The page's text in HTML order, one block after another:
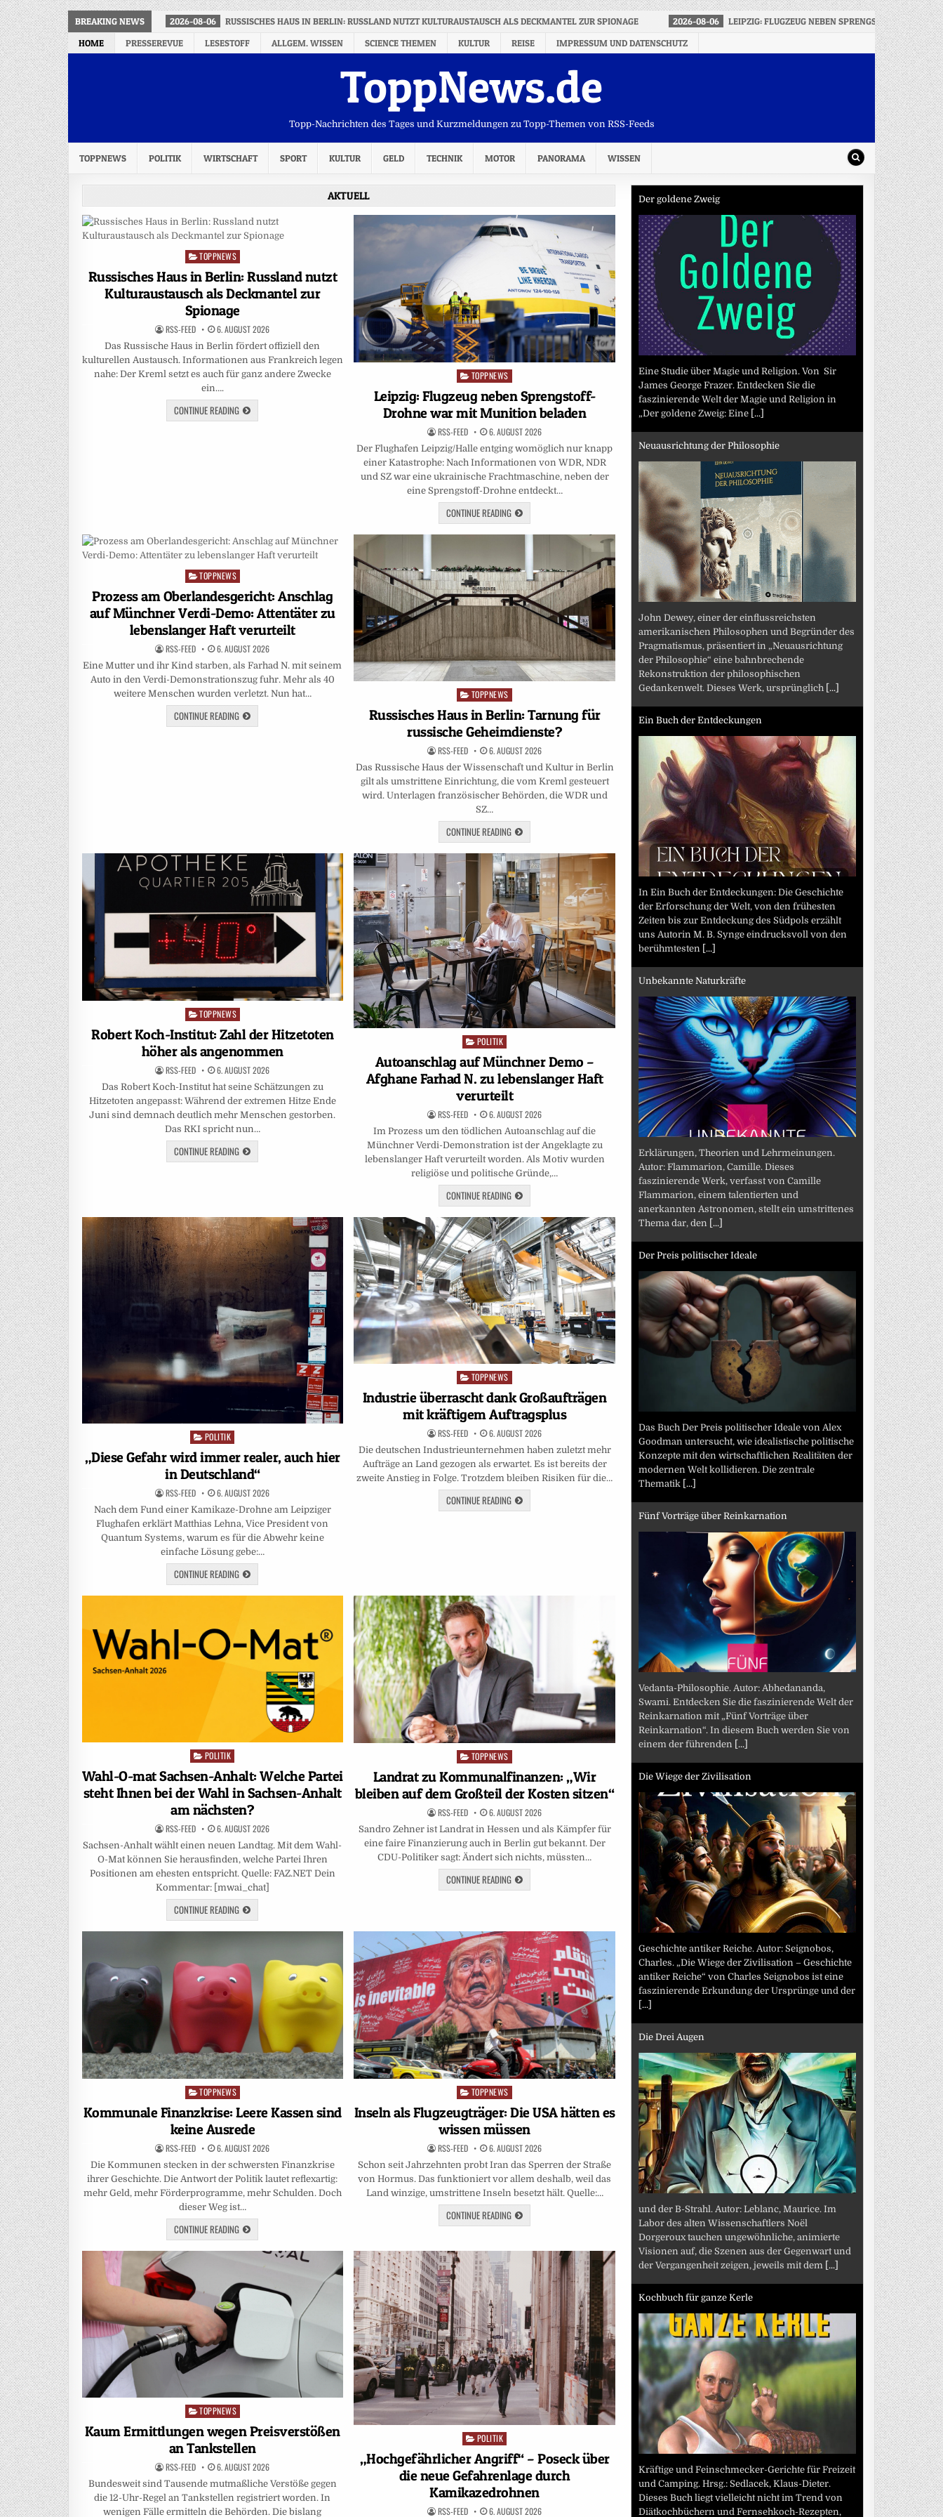
BREAKING NEWS 2026-08-06 RUSSISCHES HAUS IN BERLIN: RUSSLAND NUTZT KULTURAUSTAUSCH ALS DECKMANTEL ZUR SPIONAGE 2026-08-06
LEIPZIG: FLUGZEUG NEBEN SPRENGSTOFF-
HOME
PRESSEREVUE LESESTOFF ALLGEM. WISSEN SCIENCE THEMEN KULTUR REISE IMPRESSUM UND DATENSCHUTZ
ToppNews.de
Topp-Nachrichten des Tages und Kurzmeldungen zu Topp-Themen von RSS-Feeds
TOPPNEWS POLITIK WIRTSCHAFT SPORT KULTUR GELD TECHNIK MOTOR PANORAMA WISSEN
AKTUELL
Posted
in
TOPPNEWS
Russisches Haus in Berlin: Russland nutzt
Kulturaustausch als Deckmantel zur
Spionage
RSS-FEED 6. AUGUST 2026
Das Russische Haus in Berlin fördert offiziell den
kulturellen Austausch. Informationen aus Frankreich legen
nahe: Der Kreml setzt es auch für ganz andere Zwecke
ein….
CONTINUE READING
Posted
TOPPNEWS
Leipzig: Flugzeug neben Sprengstoff-
Drohne war mit Munition beladen
RSS-FEED 6. AUGUST 2026
Der Flughafen Leipzig/Halle entging womöglich nur knapp
einer Katastrophe: Nach Informationen von WDR, NDR
und SZ war eine ukrainische Frachtmaschine, neben der
eine Sprengstoff-Drohne entdeckt…
CONTINUE READING
Posted
in
TOPPNEWS
Prozess am Oberlandesgericht: Anschlag
auf Münchner Verdi-Demo: Attentäter zu
lebenslanger Haft verurteilt
RSS-FEED 6. AUGUST 2026
Eine Mutter und ihr Kind starben, als Farhad N. mit seinem
Auto in den Verdi-Demonstrationszug fuhr. Mehr als 40
weitere Menschen wurden verletzt. Nun hat…
CONTINUE READING
Posted
TOPPNEWS
Russisches Haus in Berlin: Tarnung für
russische Geheimdienste?
RSS-FEED 6. AUGUST 2026
Das Russische Haus der Wissenschaft und Kultur in Berlin
gilt als umstrittene Einrichtung, die vom Kreml gesteuert
wird. Unterlagen französischer Behörden, die WDR und
SZ…
CONTINUE READING
Posted
in
TOPPNEWS
Robert Koch-Institut: Zahl der Hitzetoten
höher als angenommen
RSS-FEED 6. AUGUST 2026
Das Robert Koch-Institut hat seine Schätzungen zu
Hitzetoten angepasst: Während der extremen Hitze Ende
Juni sind demnach deutlich mehr Menschen gestorben.
Das RKI spricht nun…
CONTINUE READING
Posted
POLITIK
Autoanschlag auf Münchner Demo –
Afghane Farhad N. zu lebenslanger Haft
verurteilt
RSS-FEED 6. AUGUST 2026
Im Prozess um den tödlichen Autoanschlag auf die
Münchner Verdi-Demonstration ist der Angeklagte zu
lebenslanger Haft verurteilt worden. Als Motiv wurden
religiöse und politische Gründe,…
CONTINUE READING
Posted
in
POLITIK
„Diese Gefahr wird immer realer, auch hier
in Deutschland“
RSS-FEED 6. AUGUST 2026
Nach dem Fund einer Kamikaze-Drohne am Leipziger
Flughafen erklärt Matthias Lehna, Vice President von
Quantum Systems, warum es für die Abwehr keine
einfache Lösung gebe:…
CONTINUE READING
Posted
TOPPNEWS
Industrie überrascht dank Großaufträgen
mit kräftigem Auftragsplus
RSS-FEED 6. AUGUST 2026
Die deutschen Industrieunternehmen haben zuletzt mehr
Aufträge an Land gezogen als erwartet. Es ist bereits der
zweite Anstieg in Folge. Trotzdem bleiben Risiken für die…
CONTINUE READING
Posted
POLITIK
Wahl-O-mat Sachsen-Anhalt: Welche Partei
steht Ihnen bei der Wahl in Sachsen-Anhalt
am nächsten?
RSS-FEED 6. AUGUST 2026
Sachsen-Anhalt wählt einen neuen Landtag. Mit dem Wahl-
O-Mat können Sie herausfinden, welche Partei Ihren
Positionen am ehesten entspricht. Quelle: FAZ.NET Dein
Kommentar: [mwai_chat]
CONTINUE READING
Posted
TOPPNEWS
Landrat zu Kommunalfinanzen: „Wir
bleiben auf dem Großteil der Kosten sitzen“
RSS-FEED 6. AUGUST 2026
Sandro Zehner ist Landrat in Hessen und als Kämpfer für
eine faire Finanzierung auch in Berlin gut bekannt. Der
CDU-Politiker sagt: Ändert sich nichts, müssten…
CONTINUE READING
Posted
TOPPNEWS
Kommunale Finanzkrise: Leere Kassen sind
keine Ausrede
RSS-FEED 6. AUGUST 2026
Die Kommunen stecken in der schwersten Finanzkrise
ihrer Geschichte. Die Antwort der Politik lautet reflexartig:
mehr Geld, mehr Förderprogramme, mehr Schulden. Doch
dieser Weg ist…
CONTINUE READING
Posted
TOPPNEWS
Inseln als Flugzeugträger: Die USA hätten es
wissen müssen
RSS-FEED 6. AUGUST 2026
Schon seit Jahrzehnten probt Iran das Sperren der Straße
von Hormus. Das funktioniert vor allem deshalb, weil das
Land winzige, umstrittene Inseln besetzt hält. Quelle:…
CONTINUE READING
Posted
TOPPNEWS
Kaum Ermittlungen wegen Preisverstößen
an Tankstellen
RSS-FEED 6. AUGUST 2026
Bundesweit sind Tausende mutmaßliche Verstöße gegen
die 12-Uhr-Regel an Tankstellen registriert worden. In
wenigen Fälle ermitteln die Behörden. Die bislang
Posted
POLITIK
„Hochgefährlicher Angriff“ – Poseck über
die neue Gefahrenlage durch
Kamikazedrohnen
RSS-FEED 6. AUGUST 2026
Der goldene Zweig
Eine Studie über Magie und Religion. Von Sir
James George Frazer. Entdecken Sie die
faszinierende Welt der Magie und Religion in
„Der goldene Zweig: Eine [...]
Neuausrichtung der Philosophie
John Dewey, einer der einflussreichsten
amerikanischen Philosophen und Begründer des
Pragmatismus, präsentiert in „Neuausrichtung
der Philosophie“ eine bahnbrechende
Rekonstruktion der philosophischen
Gedankenwelt. Dieses Werk, ursprünglich [...]
Ein Buch der Entdeckungen
In Ein Buch der Entdeckungen: Die Geschichte
der Erforschung der Welt, von den frühesten
Zeiten bis zur Entdeckung des Südpols erzählt
uns Autorin M. B. Synge eindrucksvoll von den
berühmtesten [...]
Unbekannte Naturkräfte
Erklärungen, Theorien und Lehrmeinungen.
Autor: Flammarion, Camille. Dieses
faszinierende Werk, verfasst von Camille
Flammarion, einem talentierten und
anerkannten Astronomen, stellt ein umstrittenes
Thema dar, den [...]
Der Preis politischer Ideale
Das Buch Der Preis politischer Ideale von Alex
Goodman untersucht, wie idealistische politische
Konzepte mit den wirtschaftlichen Realitäten der
modernen Welt kollidieren. Die zentrale
Thematik [...]
Fünf Vorträge über Reinkarnation
Vedanta-Philosophie. Autor: Abhedananda,
Swami. Entdecken Sie die faszinierende Welt der
Reinkarnation mit „Fünf Vorträge über
Reinkarnation“. In diesem Buch werden Sie von
einem der führenden [...]
Die Wiege der Zivilisation
Geschichte antiker Reiche. Autor: Seignobos,
Charles. „Die Wiege der Zivilisation – Geschichte
antiker Reiche“ von Charles Seignobos ist eine
faszinierende Erkundung der Ursprünge und der
[...]
Die Drei Augen
und der B-Strahl. Autor: Leblanc, Maurice. Im
Labor des alten Wissenschaftlers Noël
Dorgeroux tauchen ungewöhnliche, animierte
Visionen auf, die Szenen aus der Gegenwart und
der Vergangenheit zeigen, jeweils mit dem [...]
Kochbuch für ganze Kerle
Kräftige und Feinschmecker-Gerichte für Freizeit
und Camping. Hrsg.: Sedlacek, Klaus-Dieter.
Dieses Buch liegt vielleicht nicht im Trend von
Diätkochbüchern und Fernsehkoch-Rezepten,